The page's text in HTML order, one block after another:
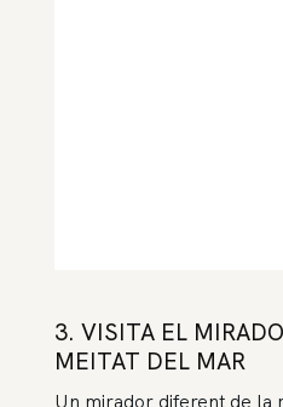
3. VISITA EL
MEITAT DEL MAR
Un mirador diferent de la